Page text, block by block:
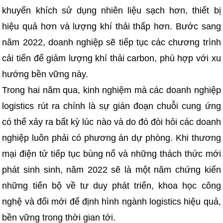
khuyến khích sử dụng nhiên liệu sạch hơn, thiết bị
hiệu quả hơn và lượng khí thải thấp hơn. Bước sang
năm 2022, doanh nghiệp sẽ tiếp tục các chương trình
cải tiến để giảm lượng khí thải carbon, phù hợp với xu
hướng bền vững này.
Trong hai năm qua, kinh nghiệm mà các doanh nghiệp
logistics rút ra chính là sự gián đoạn chuỗi cung ứng
có thể xảy ra bất kỳ lúc nào và do đó đòi hỏi các doanh
nghiệp luôn phải có phương án dự phòng. Khi thương
mại điện tử tiếp tục bùng nổ và những thách thức mới
phát sinh sinh, năm 2022 sẽ là một năm chứng kiến
những tiến bộ về tư duy phát triển, khoa học công
nghệ và đổi mới để định hình ngành logistics hiệu quả,
bền vững trong thời gian tới.